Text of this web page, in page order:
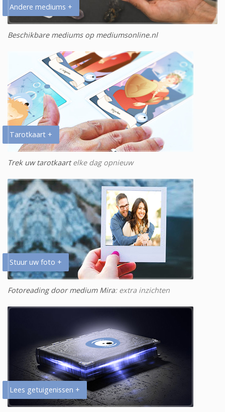
Andere mediums +
Beschikbare mediums op mediumsonline.nl
Tarotkaart +
Trek uw tarotkaartelke dag opnieuw
Stuur uw foto +
Fotoreading door medium Mira: extra inzichten
Lees getuigenissen +